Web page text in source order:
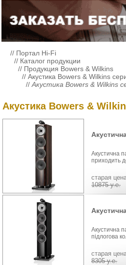
// Портал Hi-Fi
// Каталог продукции
// Продукция Bowers & Wilkins
// Акустика Bowers & Wilkins
// Акустика Bowers & Wilkins
Акустика Bowers &
Акустична
приходить
cтарая
10875 у.е.
Акустична
підлогова
cтарая
8305 у.е.